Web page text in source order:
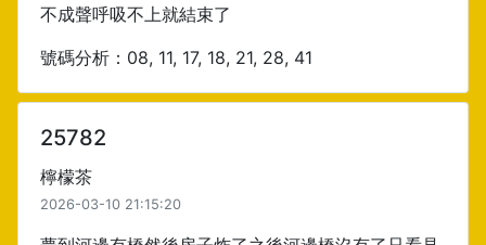
不成聲呼吸不上就結束了
號碼分析：08, 11, 17, 18, 21, 28, 41
25782
檸檬茶
2026-03-10 21:15:20